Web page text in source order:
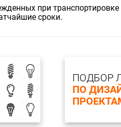
при
сроки.
ПОДБОР
ПО